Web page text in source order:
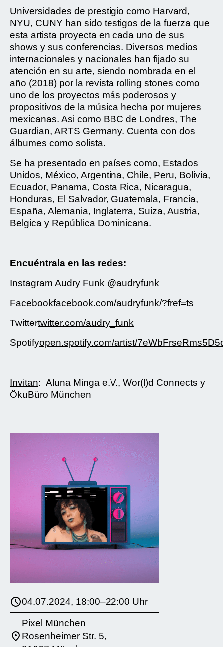
Universidades de prestigio como Harvard,
NYU, CUNY han sido testigos de la fuerza que
esta artista proyecta en cada uno de sus
shows y sus conferencias. Diversos medios
internacionales y nacionales han fijado su
atención en su arte, siendo nombrada en el
año (2018) por la revista rolling stones como
uno de los proyectos más poderosos y
propositivos de la música hecha por mujeres
mexicanas. Asi como BBC de Londres, The
Guardian, ARTS Germany. Cuenta con dos
álbumes como solista.
Se ha presentado en países como, Estados
Unidos, México, Argentina, Chile, Peru, Bolivia,
Ecuador, Panama, Costa Rica, Nicaragua,
Honduras, El Salvador, Guatemala, Francia,
España, Alemania, Inglaterra, Suiza, Austria,
Belgica y República Dominicana.
Encuéntrala en las redes:
Instagram Audry Funk @audryfunk
Facebookfacebook.com/audryfunk/?fref=ts
Twittertwitter.com/audry_funk
Spotifyopen.spotify.com/artist/
Invitan: Aluna Minga e.V., Wor(l)d Connects y
ÖkuBüro München
04.07.2024, 18:00–22:00 Uhr
Pixel München
Rosenheimer Str. 5,